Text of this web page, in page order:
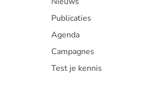
Publicaties
Agenda
Campagnes
Test je kennis